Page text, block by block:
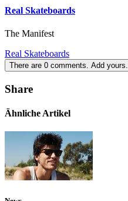
Real Skateboards
The Manifest
Real Skateboards
There are 0 comments. Add yours.
Share
Ähnliche Artikel